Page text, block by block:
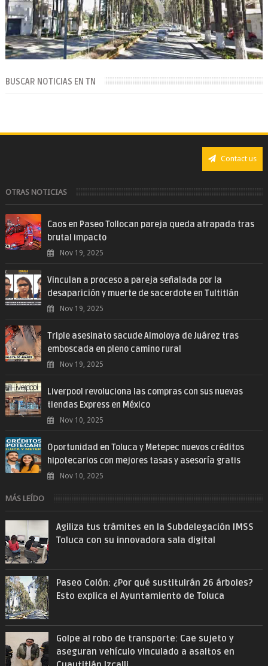
BUSCAR NOTICIAS EN TN
Contact us
OTRAS NOTICIAS
Caos en Paseo Tollocan pareja queda atrapada tras
brutal impacto
Nov 19, 2025
Vinculan a proceso a pareja señalada por la
desaparición y muerte de sacerdote en Tultitlán
Nov 19, 2025
Triple asesinato sacude Almoloya de Juárez tras
emboscada en pleno camino rural
Nov 19, 2025
Liverpool revoluciona las compras con sus nuevas
tiendas Express en México
Nov 10, 2025
Oportunidad en Toluca y Metepec nuevos créditos
hipotecarios con mejores tasas y asesoría gratis
Nov 10, 2025
MÁS LEÍDO
Agiliza tus trámites en la Subdelegación IMSS
Toluca con su innovadora sala digital
Paseo Colón: ¿Por qué sustituirán 26 árboles?
Esto explica el Ayuntamiento de Toluca
Golpe al robo de transporte: Cae sujeto y
aseguran vehículo vinculado a asaltos en